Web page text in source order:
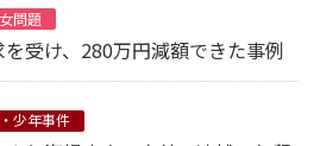
問題
受け、280万円減額できた事例
少年事件